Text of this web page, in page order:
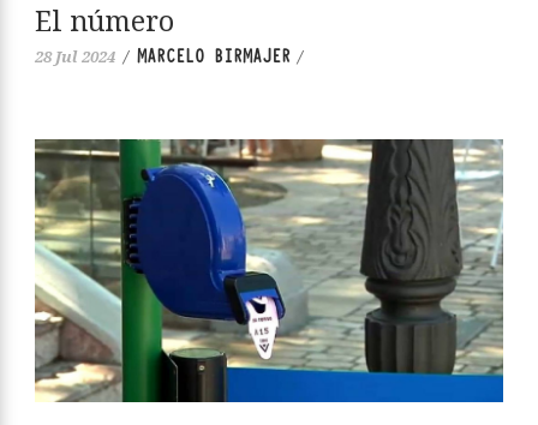
El número
28 Jul 2024 / MARCELO BIRMAJER /